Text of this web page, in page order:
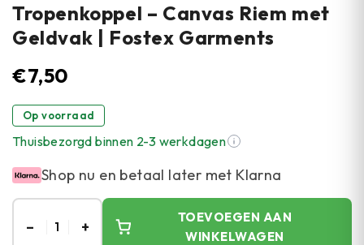
Tropenkoppel – Canvas Riem met
Geldvak | Fostex Garments
€7,50
Op voorraad
Thuisbezorgd binnen 2-3 werkdagen
Shop nu en betaal later met Klarna
– 1 +
TOEVOEGEN AAN
WINKELWAGEN